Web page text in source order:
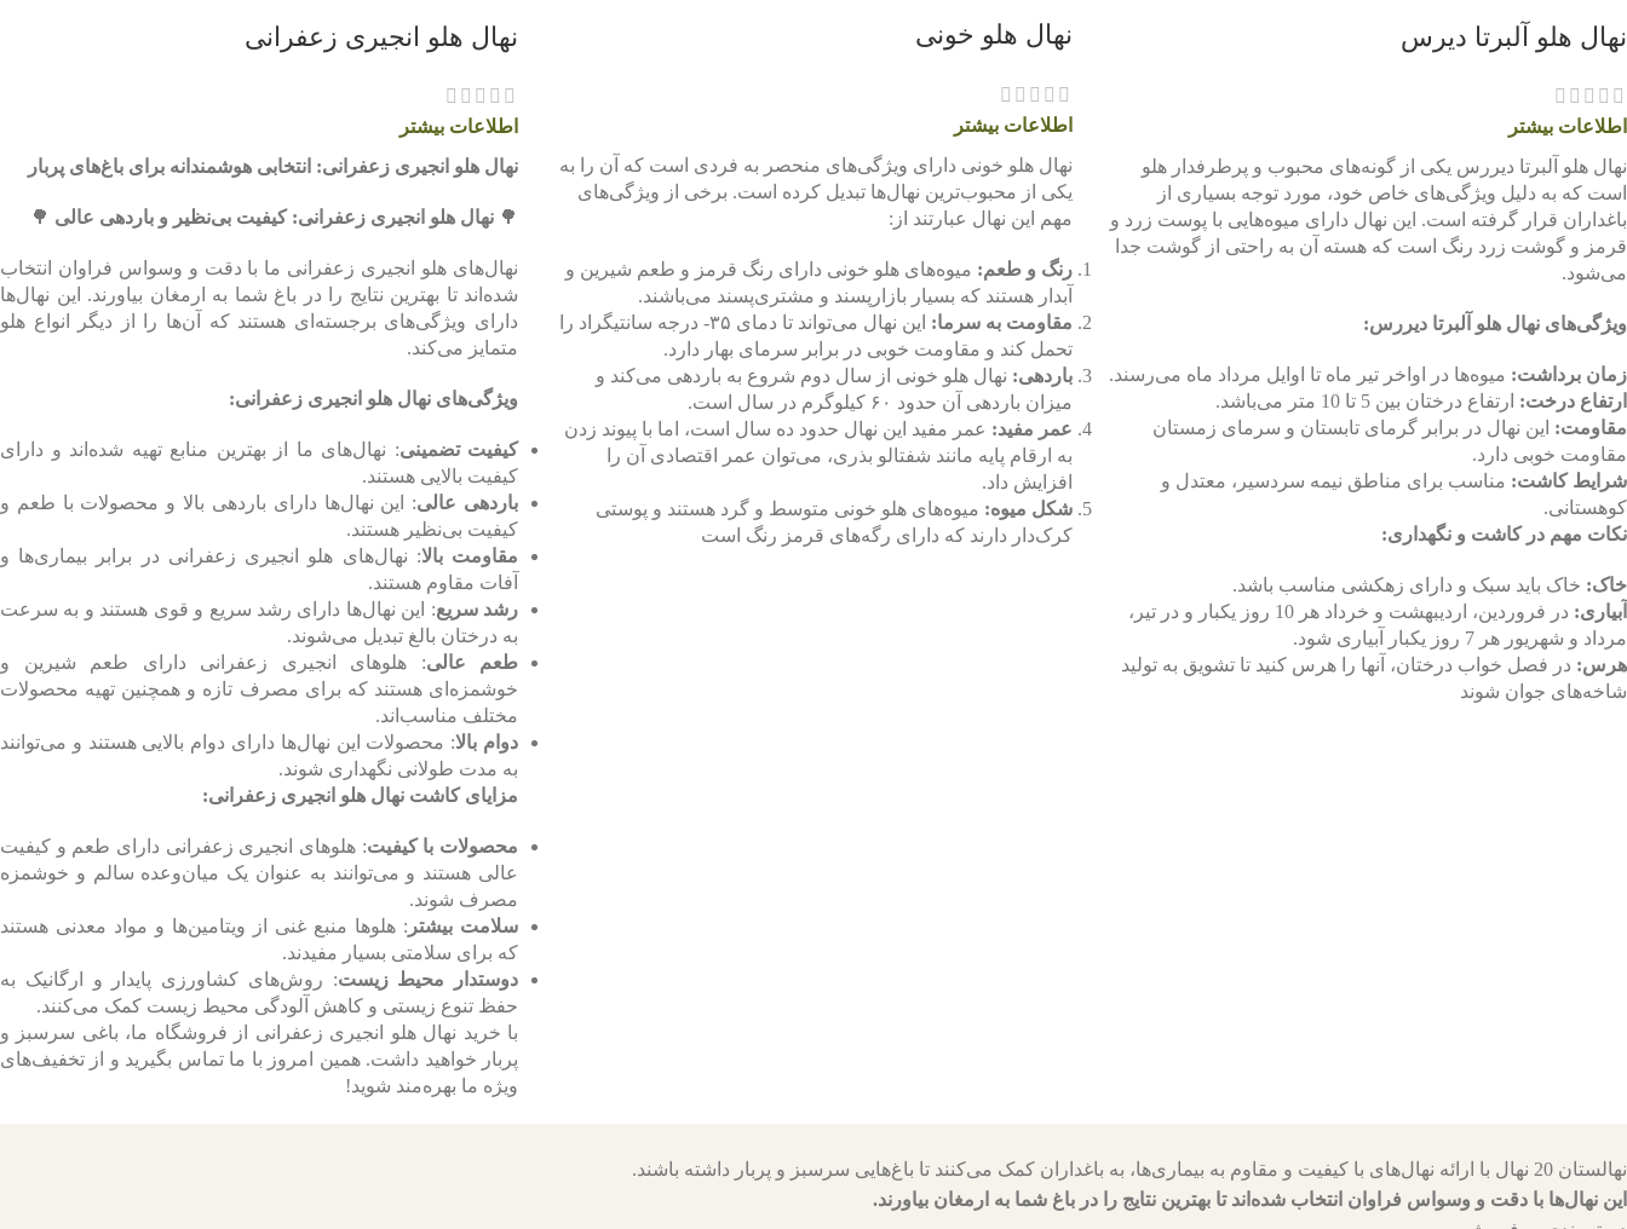
نهال هلو آلبرتا دیرس
اطلاعات بیشتر
نهال هلو آلبرتا دیررس یکی از گونه‌های محبوب و پرطرفدار هلو
است که به دلیل ویژگی‌های خاص خود، مورد توجه بسیاری از
باغداران قرار گرفته است. این نهال دارای میوه‌هایی با پوست زرد و
قرمز و گوشت زرد رنگ است که هسته آن به راحتی از گوشت جدا
می‌شود.
ویژگی‌های نهال هلو آلبرتا دیررس:
زمان برداشت: میوه‌ها در اواخر تیر ماه تا اوایل مرداد ماه می‌رسند.
ارتفاع درخت: ارتفاع درختان بین 5 تا 10 متر می‌باشد.
مقاومت: این نهال در برابر گرمای تابستان و سرمای زمستان
مقاومت خوبی دارد.
شرایط کاشت: مناسب برای مناطق نیمه سردسیر، معتدل و
کوهستانی.
نکات مهم در کاشت و نگهداری:
خاک: خاک باید سبک و دارای زهکشی مناسب باشد.
آبیاری:
در فروردین، اردیبهشت و خرداد هر 10 روز یکبار و در تیر،
مرداد و شهریور هر 7 روز یکبار آبیاری شود.
هرس: در فصل خواب درختان، آنها را هرس کنید تا تشویق به تولید
شاخه‌های جوان شوند
نهال هلو خونی
اطلاعات بیشتر
نهال هلو خونی دارای ویژگی‌های منحصر به فردی است که آن را به
یکی از محبوب‌ترین نهال‌ها تبدیل کرده است. برخی از ویژگی‌های
مهم این نهال عبارتند از:
رنگ و طعم: میوه‌های هلو خونی دارای رنگ قرمز و طعم شیرین و
آبدار هستند که بسیار بازارپسند و مشتری‌پسند می‌باشند.
مقاومت به سرما:
این نهال می‌تواند تا دمای ۳۵- درجه سانتیگراد را
تحمل کند و مقاومت خوبی در برابر سرمای بهار دارد.
باردهی: نهال هلو خونی از سال دوم شروع به باردهی می‌کند و
میزان باردهی آن حدود ۶۰ کیلوگرم در سال است.
عمر مفید: عمر مفید این نهال حدود ده سال است، اما با پیوند زدن
به ارقام پایه مانند شفتالو بذری، می‌توان عمر اقتصادی آن را
افزایش داد.
شکل میوه: میوه‌های هلو خونی متوسط و گرد هستند و پوستی
کرک‌دار دارند که دارای رگه‌های قرمز رنگ است
نهال هلو انجیری زعفرانی
اطلاعات بیشتر
نهال هلو انجیری زعفرانی: انتخابی هوشمندانه برای باغ‌های پربار
🌳 نهال هلو انجیری زعفرانی: کیفیت بی‌نظیر و باردهی عالی 🌳
نهال‌های هلو انجیری زعفرانی ما با دقت و وسواس فراوان انتخاب
شده‌اند تا بهترین نتایج را در باغ شما به ارمغان بیاورند. این نهال‌ها
دارای ویژگی‌های برجسته‌ای هستند که آن‌ها را از دیگر انواع هلو
متمایز می‌کند.
ویژگی‌های نهال هلو انجیری زعفرانی:
کیفیت تضمینی: نهال‌های ما از بهترین منابع تهیه شده‌اند و دارای
کیفیت بالایی هستند.
باردهی عالی: این نهال‌ها دارای باردهی بالا و محصولات با طعم و
کیفیت بی‌نظیر هستند.
مقاومت بالا: نهال‌های هلو انجیری زعفرانی در برابر بیماری‌ها و
آفات مقاوم هستند.
رشد سریع: این نهال‌ها دارای رشد سریع و قوی هستند و به سرعت
به درختان بالغ تبدیل می‌شوند.
طعم عالی: هلوهای انجیری زعفرانی دارای طعم شیرین و
خوشمزه‌ای هستند که برای مصرف تازه و همچنین تهیه محصولات
مختلف مناسب‌اند.
دوام بالا: محصولات این نهال‌ها دارای دوام بالایی هستند و می‌توانند
به مدت طولانی نگهداری شوند.
مزایای کاشت نهال هلو انجیری زعفرانی:
محصولات با کیفیت: هلوهای انجیری زعفرانی دارای طعم و کیفیت
عالی هستند و می‌توانند به عنوان یک میان‌وعده سالم و خوشمزه
مصرف شوند.
سلامت بیشتر : هلوها منبع غنی از ویتامین‌ها و مواد معدنی هستند
که برای سلامتی بسیار مفیدند.
دوستدار محیط زیست: روش‌های کشاورزی پایدار و ارگانیک به
حفظ تنوع زیستی و کاهش آلودگی محیط زیست کمک می‌کنند.
با خرید نهال هلو انجیری زعفرانی از فروشگاه ما، باغی سرسبز و
پربار خواهید داشت. همین امروز با ما تماس بگیرید و از تخفیف‌های
ویژه ما بهره‌مند شوید!
نهالستان 20 نهال با ارائه نهال‌های با کیفیت و مقاوم به بیماری‌ها، به باغداران کمک می‌کنند تا باغ‌هایی سرسبز و پربار داشته باشند.
این نهال‌ها با دقت و وسواس فراوان انتخاب شده‌اند تا بهترین نتایج را در باغ شما به ارمغان بیاورند.